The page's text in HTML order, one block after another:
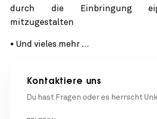
durch die Einbringung
mitzugestalten
• Und vieles mehr …
Kontaktiere uns
Du hast Fragen oder es herrscht